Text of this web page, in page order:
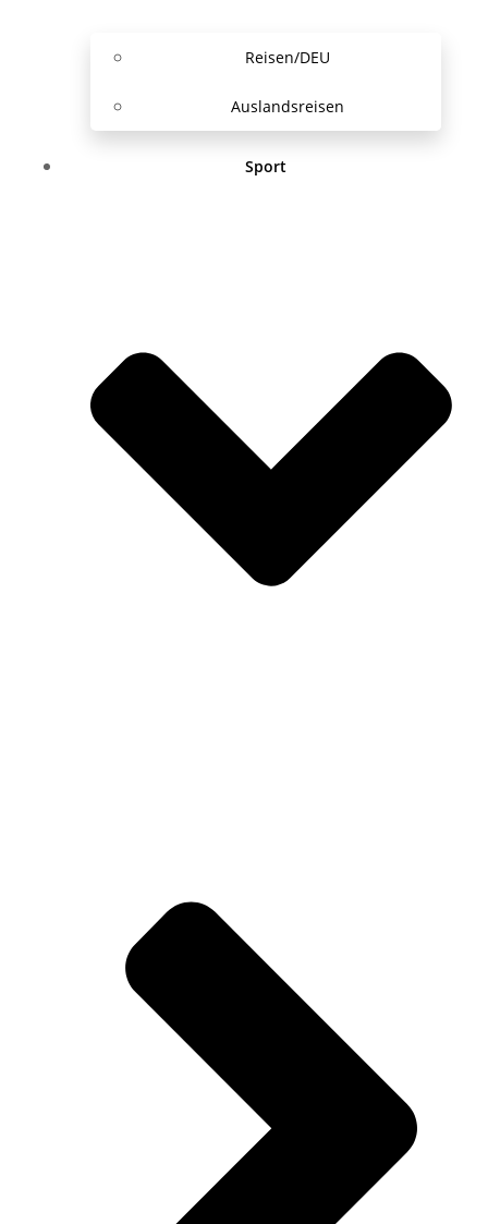
Reisen/DEU
Auslandsreisen
Sport